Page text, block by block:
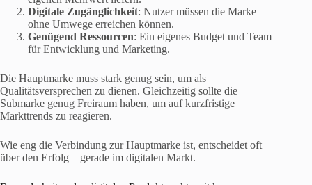
Digitale Zugänglichkeit: Nutzer müssen die Marke
ohne Umwege erreichen können.
Genügend Ressourcen: Ein eigenes Budget und Team
für Entwicklung und Marketing.
Die Hauptmarke muss stark genug sein, um als
Qualitätsversprechen zu dienen. Gleichzeitig sollte die
Submarke genug Freiraum haben, um auf kurzfristige
Markttrends zu reagieren.
Wie eng die Verbindung zur Hauptmarke ist, entscheidet oft
über den Erfolg – gerade im digitalen Markt.